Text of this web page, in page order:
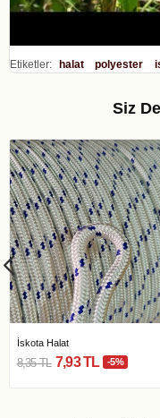
Etiketler: halat polyester
Siz
İskota Halat
8,35 TL 7,93 TL -5%